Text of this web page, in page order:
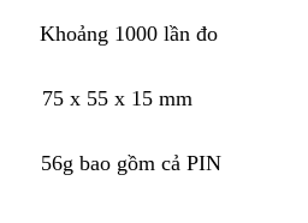
Khoảng 1000 lần đo
75 x 55 x 15 mm
56g bao gồm cả PIN